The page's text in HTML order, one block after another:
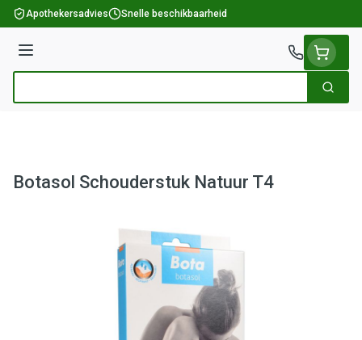
Ga naar de inhoud
Apothekersadvies Snelle beschikbaarheid
Menu
Zoek
Botasol Schouderstuk Natuur T4